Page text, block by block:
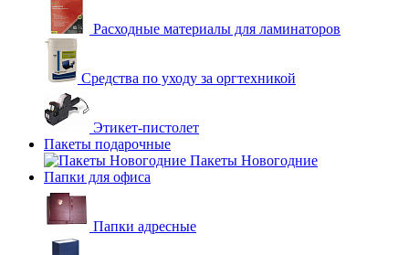
Расходные материалы для ламинаторов
Средства по уходу за оргтехникой
Этикет-пистолет
Пакеты подарочные
Пакеты Новогодние
Папки для офиса
Папки адресные